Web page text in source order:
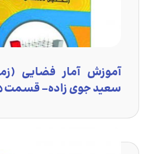
آموزش آمار فضایی
سعید جوی زاده- قسمت ۳۵